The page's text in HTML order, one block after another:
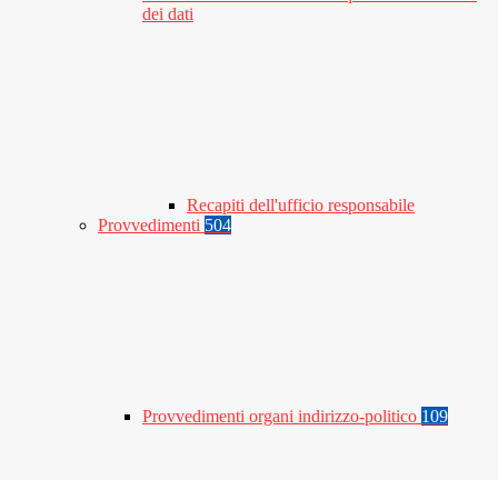
dei dati
Recapiti dell'ufficio responsabile
Provvedimenti 504
Provvedimenti organi indirizzo-politico 109